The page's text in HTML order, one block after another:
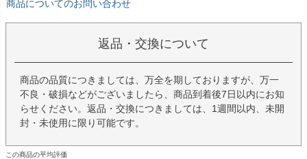
商品についてのお問い合わせ
返品・交換について
商品の品質につきましては、万全を期しておりますが、万一
不良・破損などがございましたら、商品到着後7日以内にお知
らせください。返品・交換につきましては、1週間以内、未開
封・未使用に限り可能です。